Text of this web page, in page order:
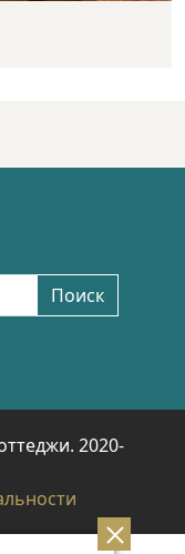
Поиск
2020-